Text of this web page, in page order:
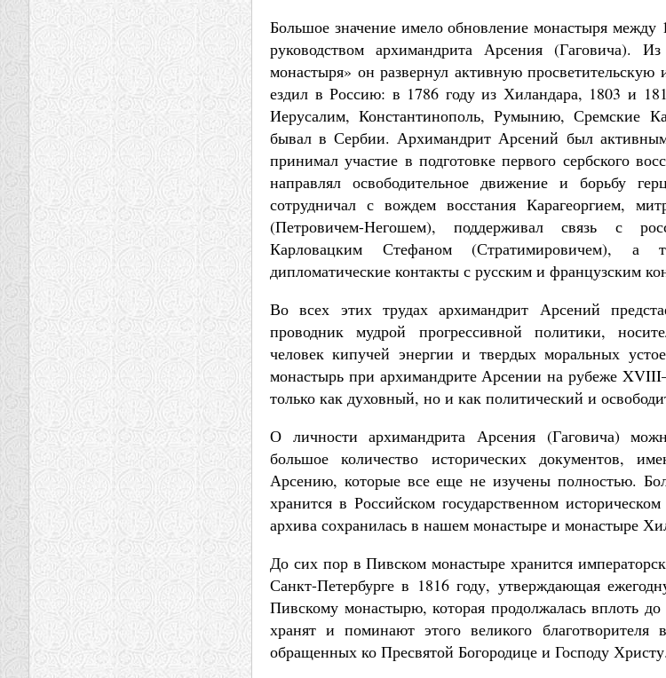
Большое значение имело обновление монастыря между
руководством архимандрита Арсения (Гаговича).
монастыря» он развернул активную
ездил в Россию: в 1786 году из Хиландара, 1803 и
Иерусалим, Константинополь, Румынию, Сремские
бывал в Сербии. Архимандрит Арсений был активным
принимал участие в подготовке первого сербского
направлял освободительное движение и борьбу
сотрудничал с вождем восстания Карагеоргием,
(Петровичем-Негошем), поддерживал связь с
Карловацким Стефаном (Стратимировичем), а
дипломатические контакты с русским и французским
Во всех этих трудах архимандрит Арсений
проводник мудрой прогрессивной политики,
человек кипучей энергии и твердых моральных
монастырь при архимандрите Арсении на рубеже
только как духовный, но и как политический и
О личности архимандрита Арсения (Гаговича)
большое количество исторических документов,
Арсению, которые все еще не изучены полностью.
хранится в Российском государственном
архива сохранилась в нашем монастыре и монастыре
До сих пор в Пивском монастыре хранится
Санкт-Петербурге в 1816 году, утверждающая
Пивскому монастырю, которая продолжалась вплоть
хранят и поминают этого великого
обращенных ко Пресвятой Богородице и Господу Христу.